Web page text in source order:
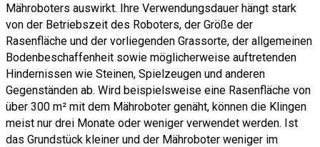
Mähroboters auswirkt. Ihre Verwendungsdauer hängt stark
von der Betriebszeit des Roboters, der Größe der
Rasenfläche und der vorliegenden Grassorte, der allgemeinen
Bodenbeschaffenheit sowie möglicherweise auftretenden
Hindernissen wie Steinen, Spielzeugen und anderen
Gegenständen ab. Wird beispielsweise eine Rasenfläche von
über 300 m² mit dem Mähroboter genäht, können die Klingen
meist nur drei Monate oder weniger verwendet werden. Ist
das Grundstück kleiner und der Mähroboter weniger im